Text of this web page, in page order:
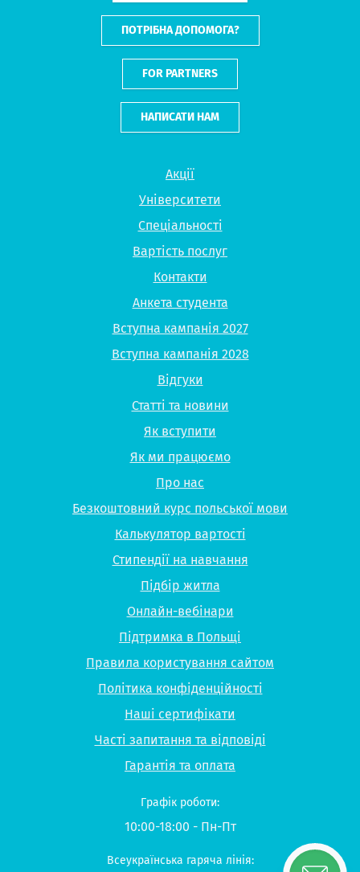
Акції
Університети
Спеціальності
Вартість послуг
Контакти
Анкета студента
Вступна кампанія 2027
Вступна кампанія 2028
Відгуки
Статті та новини
Як вступити
Як ми працюємо
Про нас
Безкоштовний курс польської мови
Калькулятор вартості
Стипендії на навчання
Підбір житла
Онлайн-вебінари
Підтримка в Польщі
Правила користування сайтом
Політика конфіденційності
Наші сертифікати
Часті запитання та відповіді
Гарантія та оплата
ПОТРІБНА ДОПОМОГА?
FOR PARTNERS
НАПИСАТИ НАМ
Графік роботи:
10:00-18:00 - Пн-Пт
Всеукраїнська гаряча лінія: